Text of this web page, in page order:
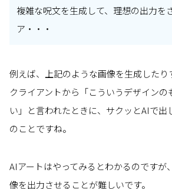
複雑な呪文を生成して、理想の出力を
ア・・・
例えば、上記のような画像を生成したり
クライアントから「こういうデザインの
い」と言われたときに、サクッとAIで出
のことですね。
AIアートはやってみるとわかるのですが
像を出力させることが難しいです。